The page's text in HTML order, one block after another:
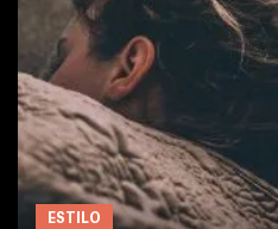
ESTILO